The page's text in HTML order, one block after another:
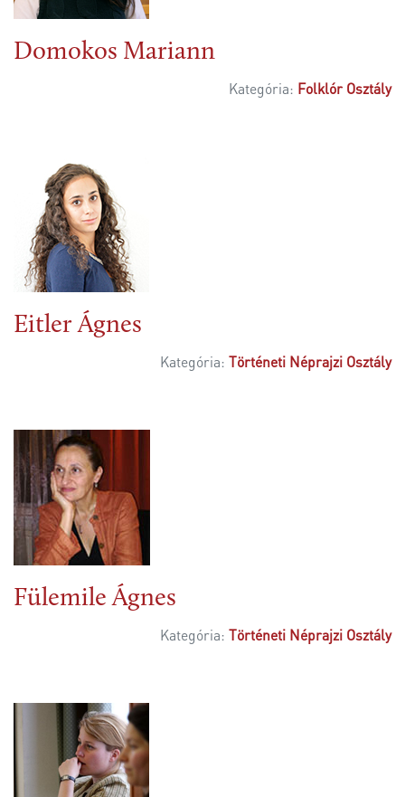
Domokos Mariann
Kategória: Folklór Osztály
Eitler Ágnes
Kategória: Történeti Néprajzi Osztály
Fülemile Ágnes
Kategória: Történeti Néprajzi Osztály